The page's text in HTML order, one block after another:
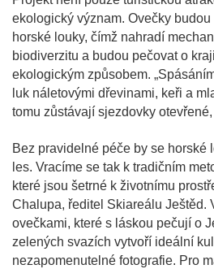
ekologický význam. Ovečky
horské louky, čímž nahradí
biodiverzitu a budou pečovat o
ekologickým způsobem.
luk náletovými dřevinami, keři a
tomu zůstávají sjezdovky
Bez pravidelné péče by se horské
les. Vracíme se tak k tradičním
které jsou šetrné k životnímu
Chalupa, ředitel Skiareálu Ještěd.
ovečkami, které s láskou pečují o
zelených svazích vytvoří ideální
nezapomenutelné fotografie. Pro